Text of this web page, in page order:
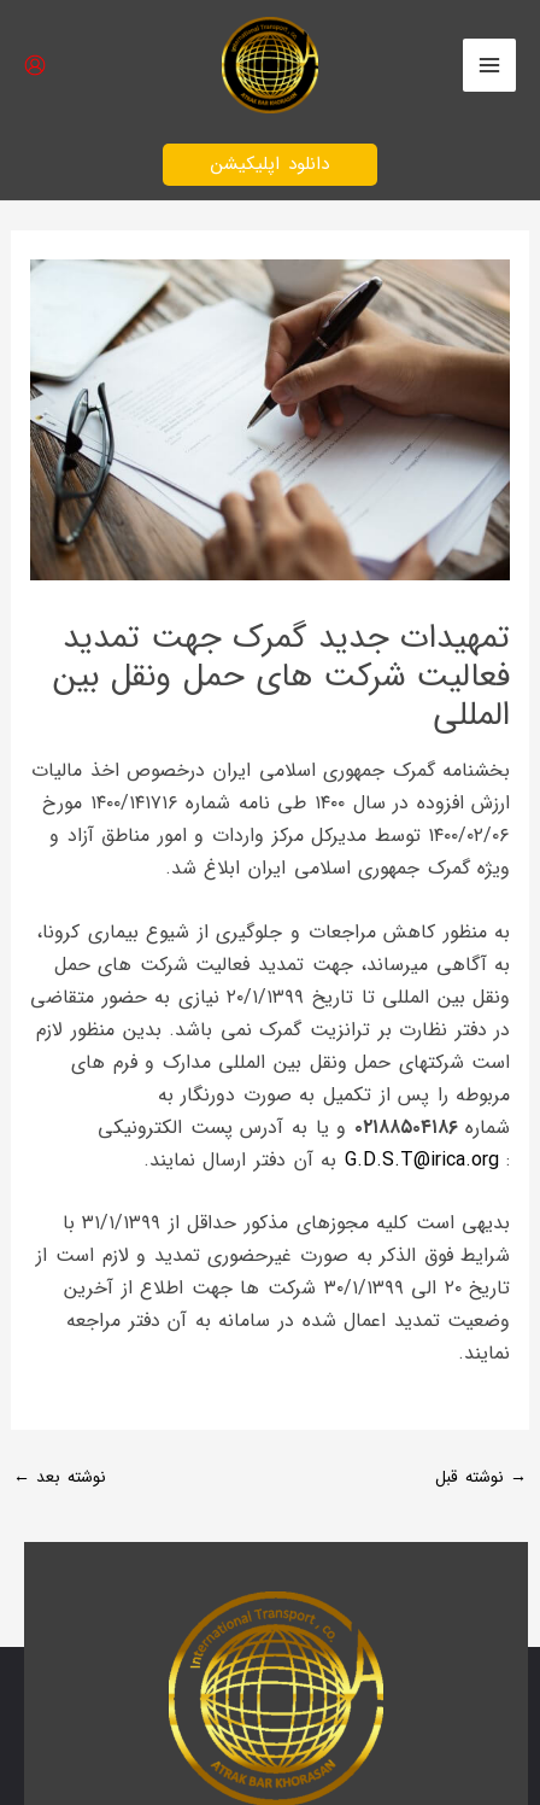
محتواMenu
دانلود اپلیکیشن
تمهیدات جدید گمرک جهت تمدید
فعالیت شرکت های حمل ونقل بین
المللی
بخشنامه گمرک جمهوری اسلامی ایران درخصوص اخذ مالیات
ارزش افزوده در سال ۱۴۰۰ طی نامه شماره ۱۴۰۰/۱۴۱۷۱۶ مورخ
۱۴۰۰/۰۲/۰۶ توسط مدیرکل مرکز واردات و امور مناطق آزاد و
ویژه گمرک جمهوری اسلامی ایران ابلاغ شد.
به منظور کاهش مراجعات و جلوگیری از شیوع بیماری کرونا،
به آگاهی میرساند، جهت تمدید فعالیت شرکت های حمل
ونقل بین المللی تا تاریخ ۲۰/۱/۱۳۹۹ نیازی به حضور متقاضی
در دفتر نظارت بر ترانزیت گمرک نمی باشد. بدین منظور لازم
است شرکتهای حمل ونقل بین المللی مدارک و فرم های
مربوطه را پس از تکمیل به صورت دورنگار به
شماره۰۲۱۸۸۵۰۴۱۸۶ و یا به آدرس پست الکترونیکی
:
G.D.S.T@irica.org به آن دفتر ارسال نمایند.
بدیهی است کلیه مجوزهای مذکور حداقل از ۳۱/۱/۱۳۹۹ با
شرایط فوق الذکر به صورت غیرحضوری تمدید و لازم است از
تاریخ ۲۰ الی ۳۰/۱/۱۳۹۹ شرکت ها جهت اطلاع از آخرین
وضعیت تمدید اعمال شده در سامانه به آن دفتر مراجعه
نمایند.
→ نوشته قبل نوشته بعد ←